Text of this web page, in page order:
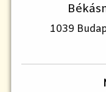
1039